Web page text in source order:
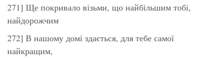
271] Ще покривало візьми, що найбільшим тобі,
найдорожчим
272] В нашому домі здається, для тебе самої
найкращим,